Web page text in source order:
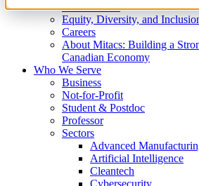
What We Do
Equity, Diversity, and
Careers
About Mitacs: Building a
Canadian Economy
Who We Serve
Business
Not-for-Profit
Student & Postdoc
Professor
Sectors
Advanced
Artificial Intelligence
Cleantech
Cybersecurity